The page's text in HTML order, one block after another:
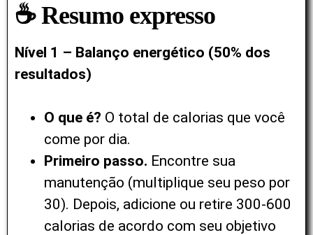
☕ Resumo expresso
Nível 1 – Balanço energético (50% dos
resultados)
O que é? O total de calorias que você
come por dia.
Primeiro passo. Encontre sua
manutenção (multiplique seu peso por
30). Depois, adicione ou retire 300-600
calorias de acordo com seu objetivo